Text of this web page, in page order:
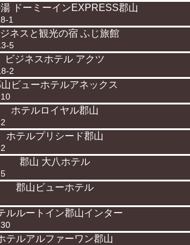
ドーミーインEXPRESS郡山
1
ネスと観光の宿 ふじ旅館
5
ビジネスホテル アクツ
2
ビューホテルアネックス
ホテルロイヤル郡山
ホテルプリシード郡山
郡山 大八ホテル
郡山ビューホテル
ルルートイン郡山インター
テルアルファーワン郡山